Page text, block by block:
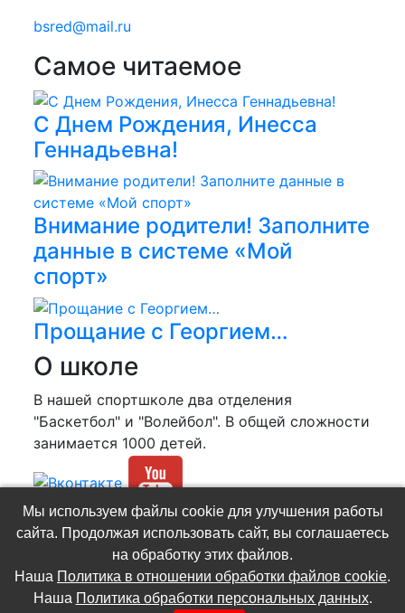
bsred@mail.ru
Самое читаемое
С Днем Рождения, Инесса
Геннадьевна!
Внимание родители! Заполните
данные в системе «Мой
спорт»
Прощание с Георгием…
О школе
В нашей спортшколе два отделения
"Баскетбол" и "Волейбол". В общей сложности
занимается 1000 детей.
(C) МБУДО СШ №2 «Ювента»
Разработка и администрирование сайта -
Роман Попов
Политика в отношении обработки файлов
Мы используем файлы cookie для улучшения работы
сайта. Продолжая использовать сайт, вы соглашаетесь
на обработку этих файлов.
Наша Политика в отношении обработки файлов cookie.
Наша Политика обработки персональных данных.